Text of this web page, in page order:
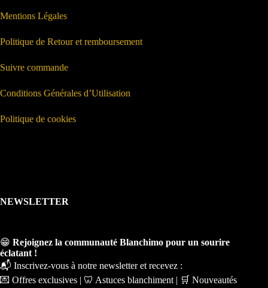
Mentions Légales
Politique de Retour et remboursement
Suivre commande
Conditions Générales d’Utilisation
Politique de cookies
NEWSLETTER
😁 Rejoignez la communauté Blanchimo pour un sourire
éclatant !
📬 Inscrivez-vous à notre newsletter et recevez :
💌 Offres exclusives | 🦷 Astuces blanchiment | 🛒 Nouveautés